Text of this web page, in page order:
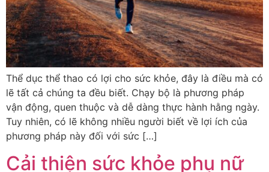
Thể dục thể thao có lợi cho sức khỏe, đây là điều mà có
lẽ tất cả chúng ta đều biết. Chạy bộ là phương pháp
vận động, quen thuộc và dễ dàng thực hành hằng ngày.
Tuy nhiên, có lẽ không nhiều người biết về lợi ích của
phương pháp này đối với sức […]
Cải thiện sức khỏe phụ nữ